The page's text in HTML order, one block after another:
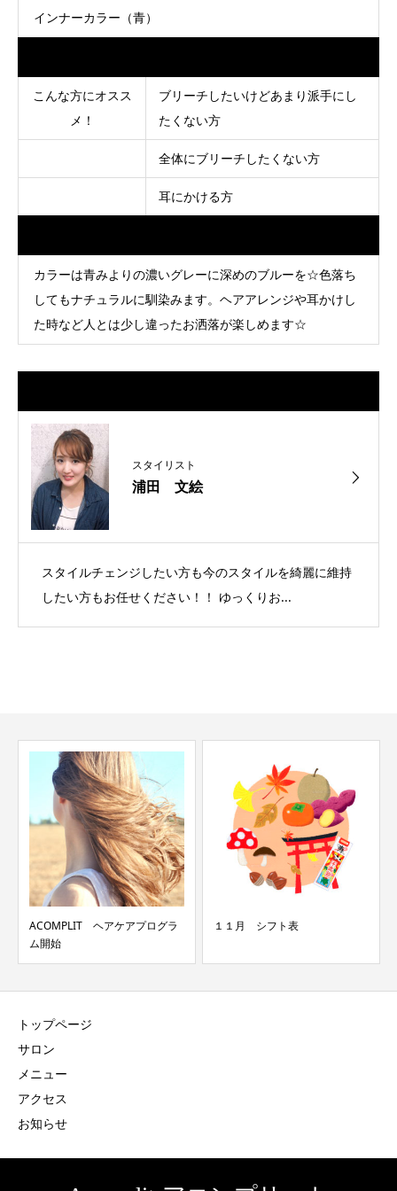
インナーカラー（青）
こんな方にオスス
メ！
ブリーチしたいけどあまり派手にし
たくない方
全体にブリーチしたくない方
耳にかける方
カラーは青みよりの濃いグレーに深めのブルーを☆色落ち
してもナチュラルに馴染みます。ヘアアレンジや耳かけし
た時など人とは少し違ったお洒落が楽しめます☆
スタイリスト
浦田 文絵
スタイルチェンジしたい方も今のスタイルを綺麗に維持
したい方もお任せください！！ ゆっくりお...
ACOMPLIT ヘアケアプログラ
ム開始
１１月 シフト表
トップページ
サロン
メニュー
アクセス
お知らせ